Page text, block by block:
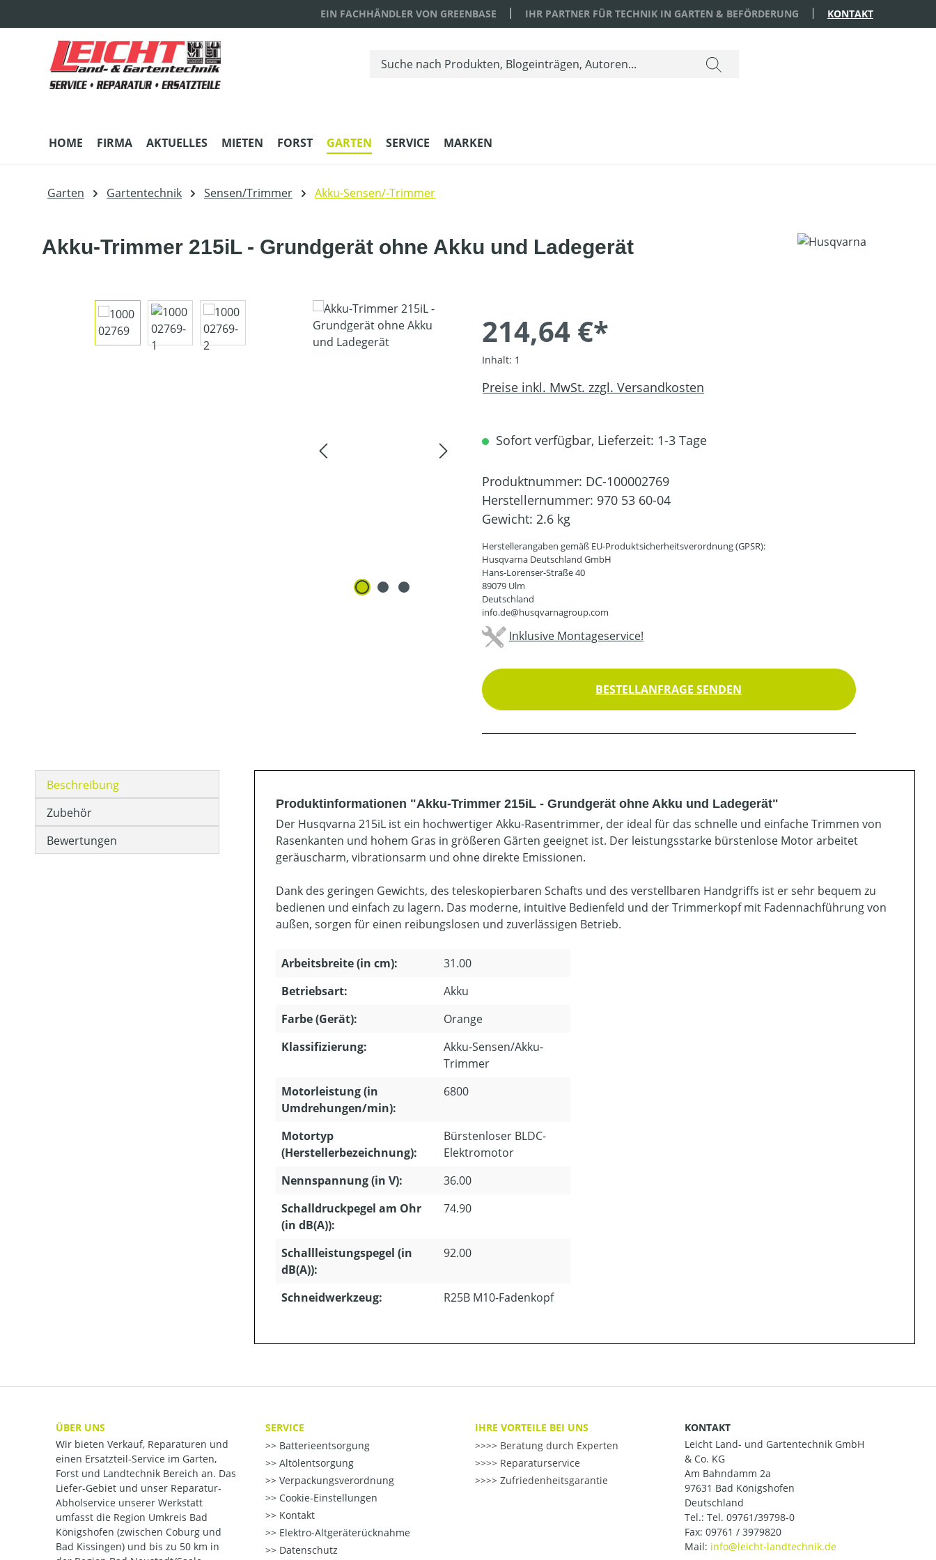
EIN FACHHÄNDLER VON GREENBASE IHR PARTNER FÜR TECHNIK IN GARTEN & BEFÖRDERUNG KONTAKT
HOME FIRMA AKTUELLES MIETEN FORST GARTEN SERVICE MARKEN
Garten Gartentechnik Sensen/Trimmer Akku-Sensen/-Trimmer
Akku-Trimmer 215iL - Grundgerät ohne Akku und Ladegerät
Bildergalerie überspringen
214,64 €*
Inhalt: 1
Preise inkl. MwSt. zzgl. Versandkosten
Sofort verfügbar, Lieferzeit: 1-3 Tage
Produktnummer: DC-100002769
Herstellernummer: 970 53 60-04
Gewicht: 2.6 kg
Herstellerangaben gemäß EU-Produktsicherheitsverordnung (GPSR):
Husqvarna Deutschland GmbH
Hans-Lorenser-Straße 40
89079 Ulm
Deutschland
info.de@husqvarnagroup.com
Inklusive Montageservice!
BESTELLANFRAGE SENDEN
Beschreibung
Zubehör
Bewertungen
Produktinformationen "Akku-Trimmer 215iL - Grundgerät ohne Akku und Ladegerät"
Der Husqvarna 215iL ist ein hochwertiger Akku-Rasentrimmer, der ideal für das schnelle und einfache Trimmen von
Rasenkanten und hohem Gras in größeren Gärten geeignet ist. Der leistungsstarke bürstenlose Motor arbeitet
geräuscharm, vibrationsarm und ohne direkte Emissionen.
Dank des geringen Gewichts, des teleskopierbaren Schafts und des verstellbaren Handgriffs ist er sehr bequem zu
bedienen und einfach zu lagern. Das moderne, intuitive Bedienfeld und der Trimmerkopf mit Fadennachführung von
außen, sorgen für einen reibungslosen und zuverlässigen Betrieb.
Arbeitsbreite (in cm):
31.00
Betriebsart:
Akku
Farbe (Gerät):
Orange
Klassifizierung:
Akku-Sensen/Akku-
Trimmer
Motorleistung (in
Umdrehungen/min):
6800
Motortyp
(Herstellerbezeichnung):
Bürstenloser BLDC-
Elektromotor
Nennspannung (in V):
36.00
Schalldruckpegel am Ohr
(in dB(A)):
74.90
Schallleistungspegel (in
dB(A)):
92.00
Schneidwerkzeug: R25B M10-Fadenkopf
ÜBER UNS
Wir bieten Verkauf, Reparaturen und
einen Ersatzteil-Service im Garten,
Forst und Landtechnik Bereich an. Das
Liefer-Gebiet und unser Reparatur-
Abholservice unserer Werkstatt
umfasst die Region Umkreis Bad
Königshofen (zwischen Coburg und
Bad Kissingen) und bis zu 50 km in
SERVICE
Batterieentsorgung
Altölentsorgung
Verpackungsverordnung
Cookie-Einstellungen
Kontakt
Elektro-Altgeräterücknahme
Datenschutz
IHRE VORTEILE BEI UNS
>> Beratung durch Experten
>> Reparaturservice
>> Zufriedenheitsgarantie
KONTAKT
Leicht Land- und Gartentechnik GmbH
& Co. KG
Am Bahndamm 2a
97631 Bad Königshofen
Deutschland
Tel.: Tel. 09761/39798-0
Fax: 09761 / 3979820
Mail: